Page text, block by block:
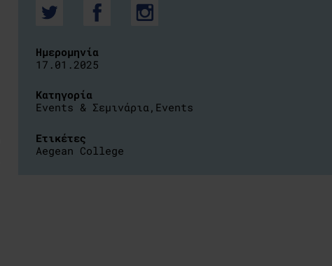
Ημερομηνία
17.01.2025
Κατηγορία
Events & Σεμινάρια, Events
Ετικέτες
Aegean College